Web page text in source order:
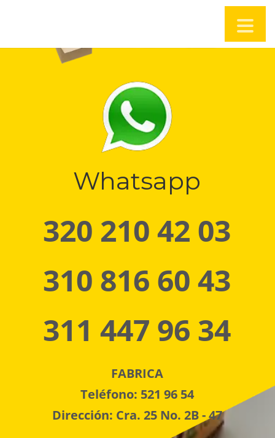
Whatsapp
320 210 42 03
310 816 60 43
311 447 96 34
FABRICA
Teléfono: 521 96 54
Dirección: Cra. 25 No. 2B - 47